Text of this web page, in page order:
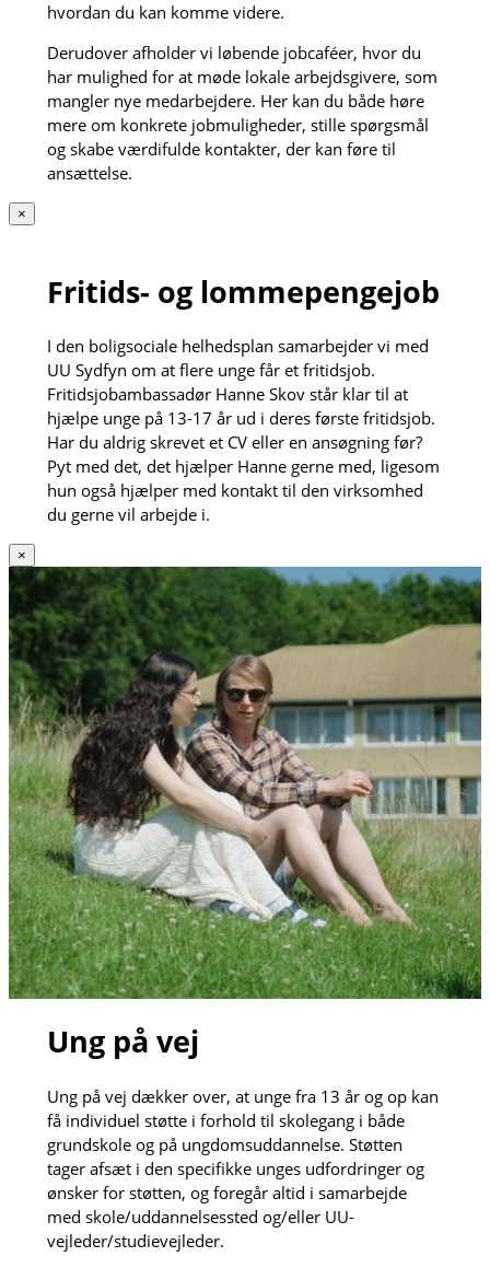
hvordan du kan komme videre.
Derudover afholder vi løbende jobcaféer, hvor du
har mulighed for at møde lokale arbejdsgivere, som
mangler nye medarbejdere. Her kan du både høre
mere om konkrete jobmuligheder, stille spørgsmål
og skabe værdifulde kontakter, der kan føre til
ansættelse.
×
Fritids- og lommepengejob
I den boligsociale helhedsplan samarbejder vi med
UU Sydfyn om at flere unge får et fritidsjob.
Fritidsjobambassadør Hanne Skov står klar til at
hjælpe unge på 13-17 år ud i deres første fritidsjob.
Har du aldrig skrevet et CV eller en ansøgning før?
Pyt med det, det hjælper Hanne gerne med, ligesom
hun også hjælper med kontakt til den virksomhed
du gerne vil arbejde i.
×
Ung på vej
Ung på vej dækker over, at unge fra 13 år og op kan
få individuel støtte i forhold til skolegang i både
grundskole og på ungdomsuddannelse. Støtten
tager afsæt i den specifikke unges udfordringer og
ønsker for støtten, og foregår altid i samarbejde
med skole/uddannelsessted og/eller UU-
vejleder/studievejleder.